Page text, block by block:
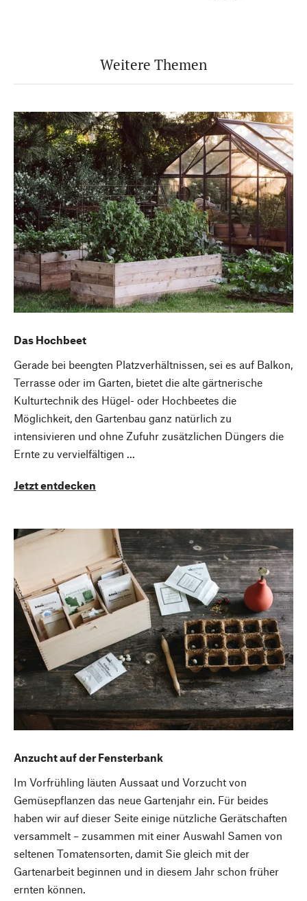
Weitere Themen
Das Hochbeet
Gerade bei beengten Platzverhältnissen, sei es auf Balkon,
Terrasse oder im Garten, bietet die alte gärtnerische
Kulturtechnik des Hügel- oder Hochbeetes die
Möglichkeit, den Gartenbau ganz natürlich zu
intensivieren und ohne Zufuhr zusätzlichen Düngers die
Ernte zu vervielfältigen ...
Jetzt entdecken
Anzucht auf der Fensterbank
Im Vorfrühling läuten Aussaat und Vorzucht von
Gemüsepflanzen das neue Gartenjahr ein. Für beides
haben wir auf dieser Seite einige nützliche Gerätschaften
versammelt – zusammen mit einer Auswahl Samen von
seltenen Tomatensorten, damit Sie gleich mit der
Gartenarbeit beginnen und in diesem Jahr schon früher
ernten können.